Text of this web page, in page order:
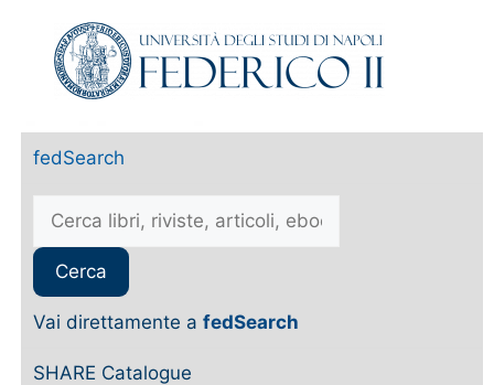
fedSearch
Vai direttamente a fedSearch
SHARE Catalogue